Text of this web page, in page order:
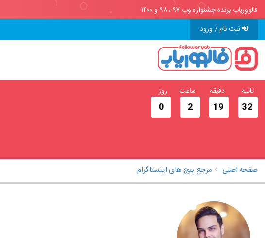
فالووریاب برنده جشنواره وب ۹۷ ، ۹۸ و ۱۴۰۰
ثبت نام / ورود
31
ثانیه
19
دقیقه
2
ساعت
0
روز
صفحه اصلی مرجع پیج های اینستاگرام